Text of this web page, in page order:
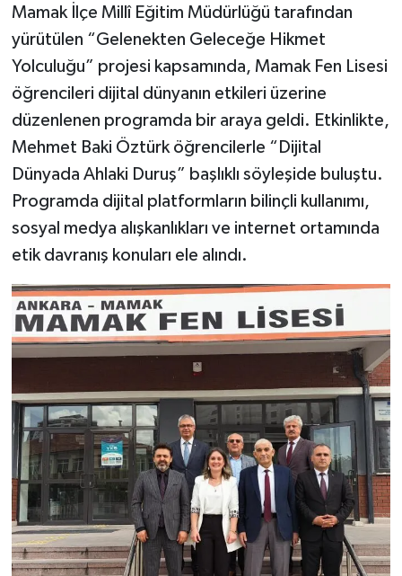
Mamak İlçe Millî Eğitim Müdürlüğü tarafından
yürütülen “Gelenekten Geleceğe Hikmet
Yolculuğu” projesi kapsamında, Mamak Fen Lisesi
öğrencileri dijital dünyanın etkileri üzerine
düzenlenen programda bir araya geldi. Etkinlikte,
Mehmet Baki Öztürk öğrencilerle “Dijital
Dünyada Ahlaki Duruş” başlıklı söyleşide buluştu.
Programda dijital platformların bilinçli kullanımı,
sosyal medya alışkanlıkları ve internet ortamında
etik davranış konuları ele alındı.